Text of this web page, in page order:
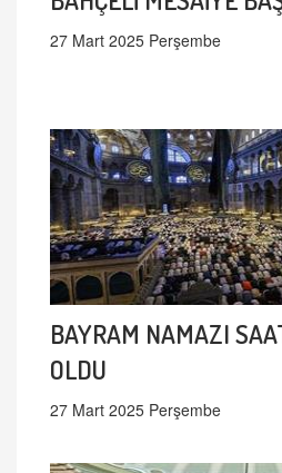
27 Mart 2025 Perşembe
BAYRAM NAMAZI
OLDU
27 Mart 2025 Perşembe